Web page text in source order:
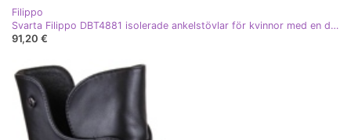
Filippo
Svarta Filippo DBT4881 isolerade ankelstövlar för kvinnor med en dekorativ klack
91,20 €